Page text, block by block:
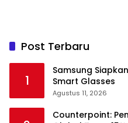
Post Terbaru
1
Samsung
Smart Glasses
Agustus 11, 2026
Counterpoint: